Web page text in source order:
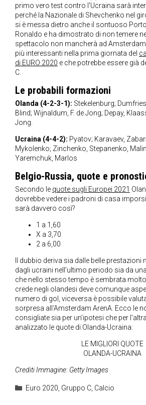
primo vero test contro l’Ucraina sarà
perché la Nazionale di Shevchenko nel
si è messa dietro anche il sontuoso
Ronaldo e ha dimostrato di non temere
spettacolo non mancherà ad
più interessanti nella prima giornata del
di EURO 2020 e che potrebbe essere già
C.
Le probabili formazioni
Olanda (4-2-3-1): Stekelenburg;
Blind; Wijnaldum, F. de Jong; Depay,
Jong.
Ucraina (4-4-2): Pyatov; Karavaev,
Mykolenko; Zinchenko, Stepanenko,
Yaremchuk, Marlos
Belgio-Russia, quote e
Secondo le quote sugli Europei 2021
dovrebbe vedere i padroni di casa
sarà davvero così?
1 a 1,60
X a 3,70
2 a 6,00
Il dubbio deriva sia dalle belle
dagli ucraini nell’ultimo periodo sia da
che nello stesso tempo è sembrata
crede negli olandesi deve comunque
numero di gol, viceversa è possibile
sorpresa all’Amsterdam ArenA. Ecco le
consigliate sia per un’ipotesi che per
analizzato le quote di Olanda-Ucraina:
LE MIGLIORI QUOTE
OLANDA-UCRAINA
Crediti Immagine: Getty Images
Categorie
Euro 2020, Gruppo C, Calcio